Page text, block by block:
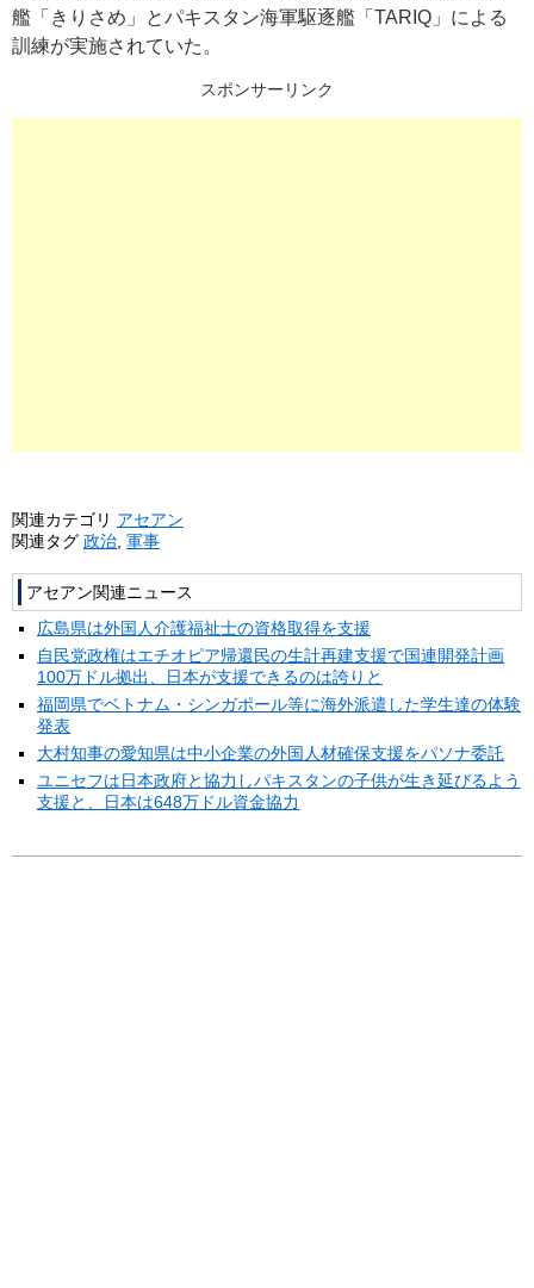
艦「きりさめ」とパキスタン海軍駆逐艦「TARIQ」による
訓練が実施されていた。
スポンサーリンク
関連カテゴリ アセアン
関連タグ 政治 軍事
アセアン関連ニュース
広島県は外国人介護福祉士の資格取得を支援
自民党政権はエチオピア帰還民の生計再建支援で国連開発計画
100万ドル拠出、日本が支援できるのは誇りと
福岡県でベトナム・シンガポール等に海外派遣した学生達の体験
発表
大村知事の愛知県は中小企業の外国人材確保支援をパソナ委託
ユニセフは日本政府と協力しパキスタンの子供が生き延びるよう
支援と、日本は648万ドル資金協力